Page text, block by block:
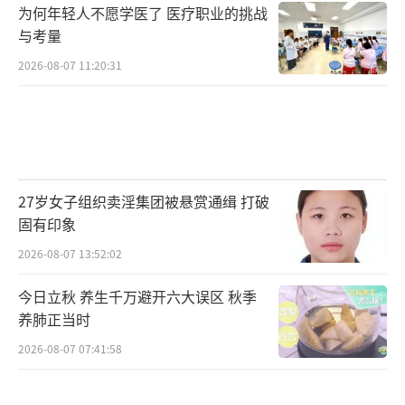
为何年轻人不愿学医了 医疗职业的挑战
与考量
2026-08-07 11:20:31
27岁女子组织卖淫集团被悬赏通缉 打破
固有印象
2026-08-07 13:52:02
今日立秋 养生千万避开六大误区 秋季
养肺正当时
2026-08-07 07:41:58